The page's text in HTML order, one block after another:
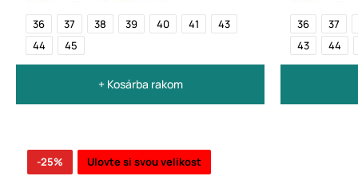
36 37 38 39 40 41
43
44
45
+ Kosárba rakom
36 37
43
44
-25% Ulovte si svou velikost